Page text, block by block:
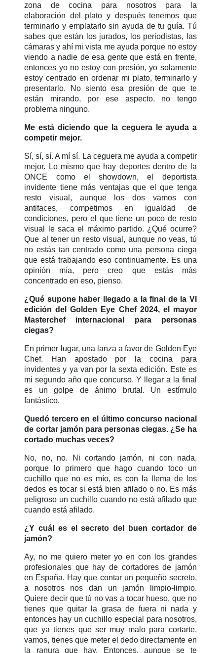
zona de cocina para nosotros para la
elaboración del plato y después tenemos que
terminarlo y emplatarlo sin ayuda de tu guía. Tú
sabes que están los jurados, los periodistas, las
cámaras y ahí mi vista me ayuda porque no estoy
viendo a nadie de esa gente que está en frente,
entonces yo no estoy con presión, yo solamente
estoy centrado en ordenar mi plato, terminarlo y
presentarlo. No siento esa presión de que te
están mirando, por ese aspecto, no tengo
problema ninguno.
Me está diciendo que la ceguera le ayuda a
competir mejor.
Sí, sí, sí. A mí sí. La ceguera me ayuda a competir
mejor. Lo mismo que hay deportes dentro de la
ONCE como el showdown, el deportista
invidente tiene más ventajas que el que tenga
resto visual, aunque los dos vamos con
antifaces, competimos en igualdad de
condiciones, pero el que tiene un poco de resto
visual le saca el máximo partido. ¿Qué ocurre?
Que al tener un resto visual, aunque no veas, tú
no estás tan centrado como una persona ciega
que está trabajando eso continuamente. Es una
opinión mía, pero creo que estás más
concentrado en eso, pienso.
¿Qué supone haber llegado a la final de la VI
edición del Golden Eye Chef 2024, el mayor
Masterchef internacional para personas
ciegas?
En primer lugar, una lanza a favor de Golden Eye
Chef. Han apostado por la cocina para
invidentes y ya van por la sexta edición. Este es
mi segundo año que concurso. Y llegar a la final
es un golpe de ánimo brutal. Un estímulo
fantástico.
Quedó tercero en el último concurso nacional
de cortar jamón para personas ciegas. ¿Se ha
cortado muchas veces?
No, no, no. Ni cortando jamón, ni con nada,
porque lo primero que hago cuando toco un
cuchillo que no es mío, es con la llema de los
dedos es tocar si está bien afilado o no. Es más
peligroso un cuchillo cuando no está afilado que
cuando está afilado.
¿Y cuál es el secreto del buen cortador de
jamón?
Ay, no me quiero meter yo en con los grandes
profesionales que hay de cortadores de jamón
en España. Hay que contar un pequeño secreto,
a nosotros nos dan un jamón limpio-limpio.
Quiere decir que tú no vas a tocar hueso, que no
tienes que quitar la grasa de fuera ni nada y
entonces hay un cuchillo especial para nosotros,
que ya tienes que ser muy malo para cortarte,
vamos, tienes que meter el dedo directamente en
la ranura que hay. Entonces, aunque se te